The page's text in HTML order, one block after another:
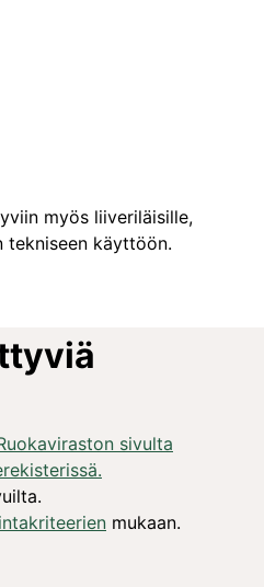
myös liiveriläisille,
tekniseen käyttöön.
sivulta
mukaan.